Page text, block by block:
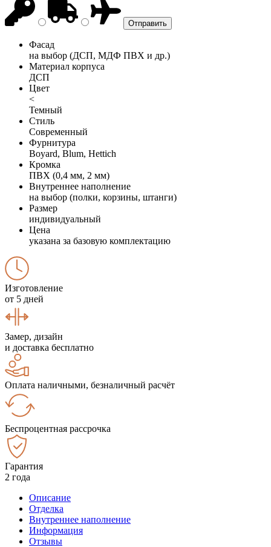
Фасад
на выбор (ДСП, МДФ ПВХ и др.)
Материал корпуса
ДСП
Цвет
<
Темный
Стиль
Современный
Фурнитура
Boyard, Blum, Hettich
Кромка
ПВХ (0,4 мм, 2 мм)
Внутреннее наполнение
на выбор (полки, корзины, штанги)
Размер
индивидуальный
Цена
указана за базовую комплектацию
Изготовление
от 5 дней
Замер, дизайн
и доставка бесплатно
Оплата наличными, безналичный расчёт
Беспроцентная рассрочка
Гарантия
2 года
Описание
Отделка
Внутреннее наполнение
Информация
Отзывы